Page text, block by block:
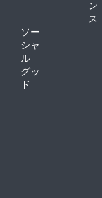
ン
ス
ソー
シャ
ル
グッ
ド